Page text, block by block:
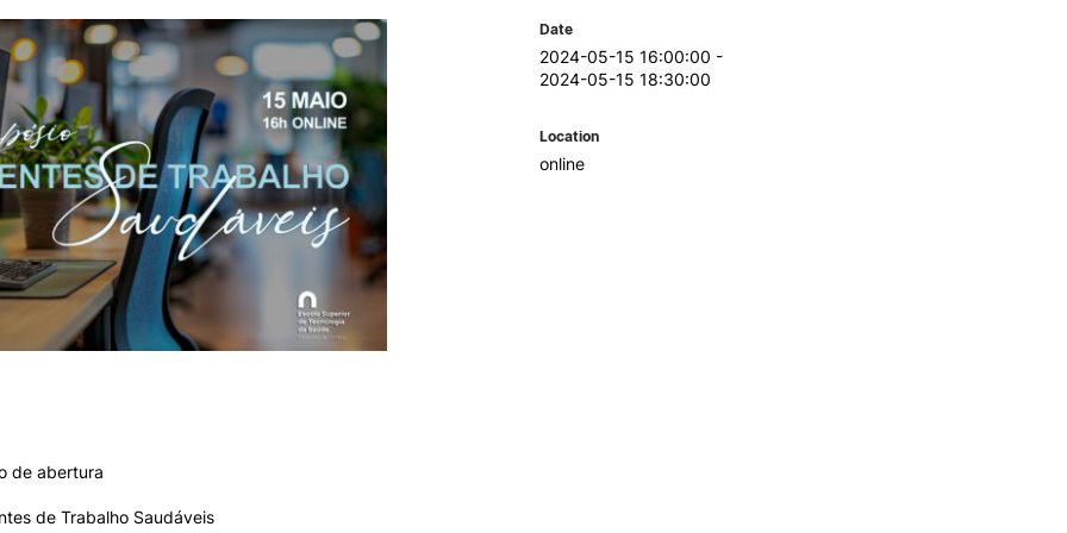
Titulares de Cursos Superiores
Offer General
Search
de abertura
de Trabalho Saudáveis
Date
2024-05-15 16:00:00 -
2024-05-15 18:30:00
Location
online